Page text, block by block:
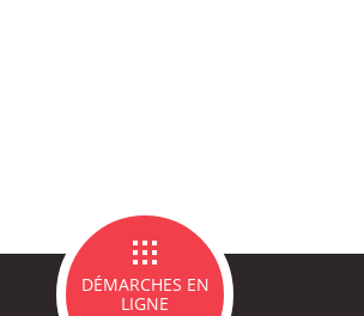
DÉMARCHES EN
LIGNE